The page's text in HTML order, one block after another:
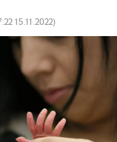
15.11.2022)